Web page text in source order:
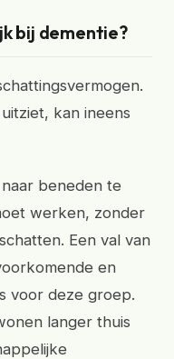
bij dementie?
kan ineens
beneden te
werken, zonder
Een val van
en
voor deze groep.
langer thuis